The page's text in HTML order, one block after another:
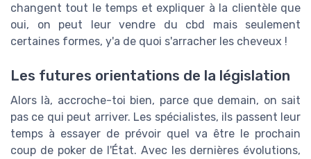
changent tout le temps et expliquer à la clientèle que
oui, on peut leur vendre du cbd mais seulement
certaines formes, y'a de quoi s'arracher les cheveux !
Les futures orientations de la législation
Alors là, accroche-toi bien, parce que demain, on sait
pas ce qui peut arriver. Les spécialistes, ils passent leur
temps à essayer de prévoir quel va être le prochain
coup de poker de l'État. Avec les dernières évolutions,